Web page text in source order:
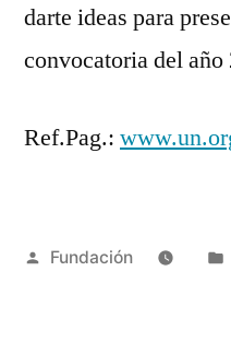
darte ideas para
convocatoria del año
Ref.Pag.:
Fundación